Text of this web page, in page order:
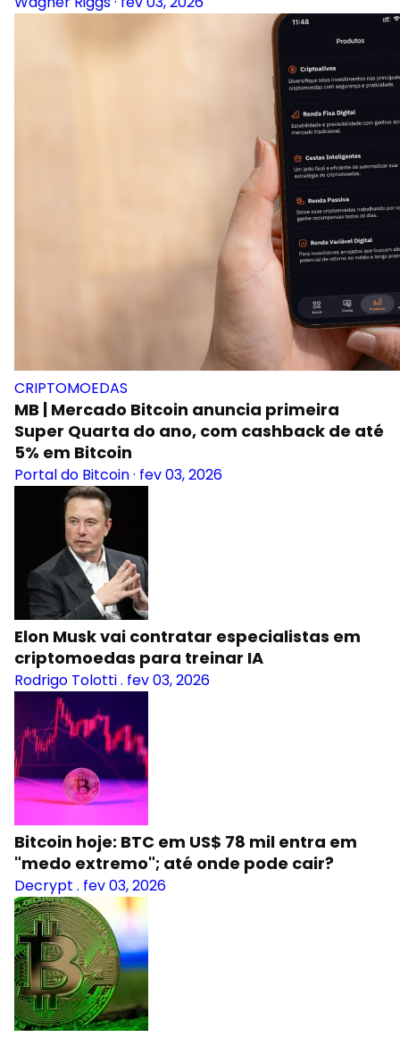
CRIPTOMOEDAS
MB | Mercado Bitcoin anuncia primeira
Super Quarta do ano, com cashback de até
5% em Bitcoin
Portal do Bitcoin· fev 03, 2026
Elon Musk vai contratar especialistas em
criptomoedas para treinar IA
Rodrigo Tolotti. fev 03, 2026
Bitcoin hoje: BTC em US$ 78 mil entra em
"medo extremo"; até onde pode cair?
Decrypt . fev 03, 2026